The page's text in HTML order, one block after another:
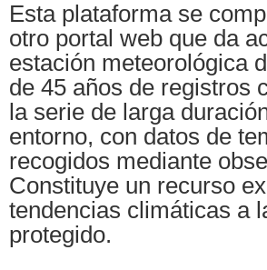
Esta plataforma se
otro portal web que da
estación meteorológica
de 45 años de registros
la serie de larga
entorno, con datos de
recogidos mediante
Constituye un recurso
tendencias climáticas a
protegido.